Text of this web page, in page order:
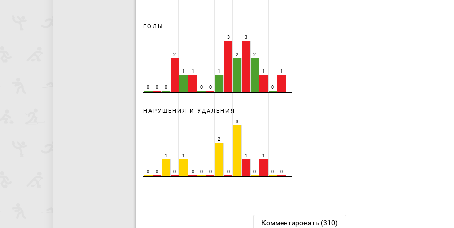
ГОЛЫ
0 0 0
2
1 1
0 0
1
3
2
3
2
1
0
1
НАРУШЕНИЯ И УДАЛЕНИЯ
0 0
1
0
1
0 0 0
2
0
3
1
0
1
0 0
Комментировать (310)